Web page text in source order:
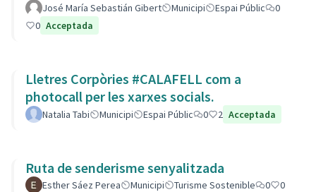
José María Sebastián Gibert Municipi Espai Públic
0
0 Acceptada
Lletres Corpòries #CALAFELL com a
photocall per les xarxes socials.
Natalia Tabi Municipi Espai Públic 0 2 Acceptada
Ruta de senderisme senyalitzada
Esther Sáez Perea Municipi Turisme Sostenible 0
0